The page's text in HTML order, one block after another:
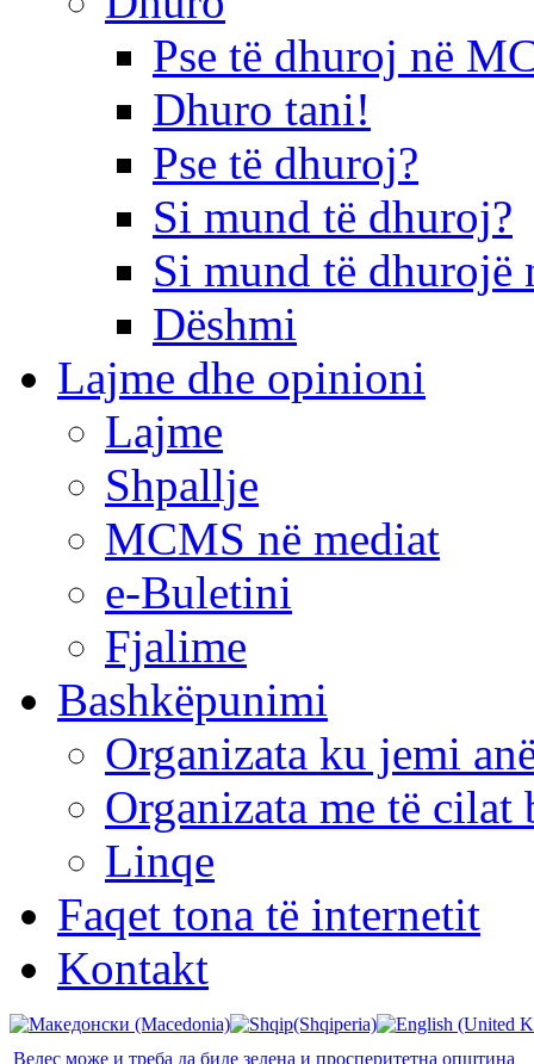
Pse të dhuroj në
Dhuro tani!
Pse të dhuroj?
Si mund të dhuroj?
Si mund të dhurojë
Dëshmi
Lajme dhe opinioni
Lajme
Shpallje
MCMS në mediat
e-Buletini
Fjalime
Bashkëpunimi
Organizata ku jemi
Organizata me të cilat
Linqe
Faqet tona të internetit
Kontakt
Велес може и треба да биде зелена и просперитетна општина